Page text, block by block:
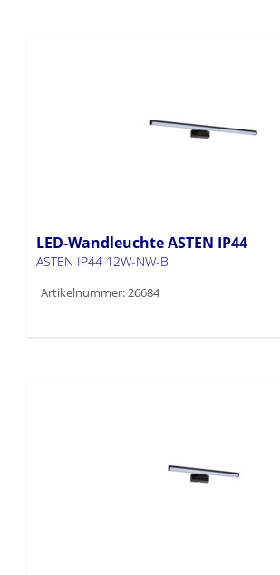
LED-Wandleuchte ASTEN IP44
ASTEN IP44 12W-NW-B
Artikelnummer: 26684